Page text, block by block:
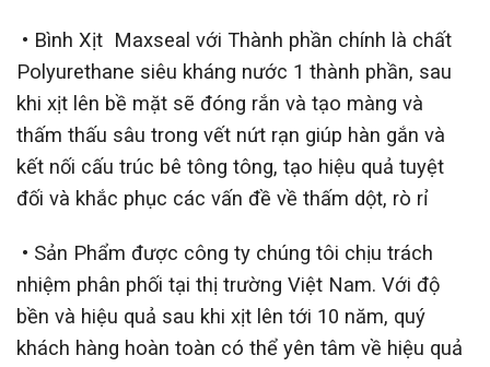
• Bình Xịt Maxseal với Thành phần chính là chất
Polyurethane siêu kháng nước 1 thành phần, sau
khi xịt lên bề mặt sẽ đóng rắn và tạo màng và
thấm thấu sâu trong vết nứt rạn giúp hàn gắn và
kết nối cấu trúc bê tông tông, tạo hiệu quả tuyệt
đối và khắc phục các vấn đề về thấm dột, rò rỉ
• Sản Phẩm được công ty chúng tôi chịu trách
nhiệm phân phối tại thị trường Việt Nam. Với độ
bền và hiệu quả sau khi xịt lên tới 10 năm, quý
khách hàng hoàn toàn có thể yên tâm về hiệu quả